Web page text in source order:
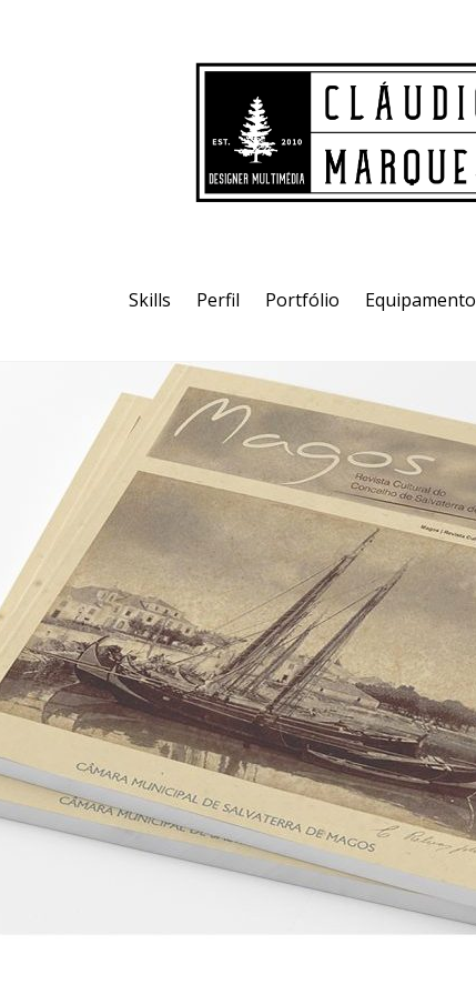
Skills Perfil Portfólio Equipamento